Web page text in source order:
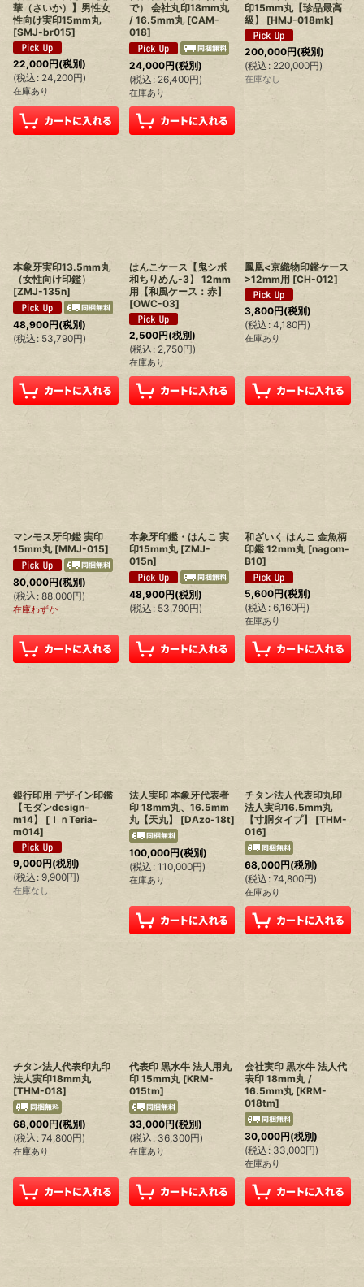
華（さいか）】男性女
性向け実印15mm丸
[SMJ-br015]
22,000円(税別)
(税込 : 24,200円)
在庫あり
で） 会社丸印18mm丸
/ 16.5mm丸 [CAM-
018]
24,000円(税別)
(税込 : 26,400円)
在庫あり
印15mm丸【珍品最高
級】
[HMJ-018mk]
200,000円(税別)
(税込 : 220,000円)
在庫なし
本象牙実印13.5mm丸
（女性向け印鑑）
[ZMJ-135n]
48,900円(税別)
(税込 : 53,790円)
はんこケース【鬼シボ
和ちりめん-3】 12mm
用【和風ケース：赤】
[OWC-03]
2,500円(税別)
(税込 : 2,750円)
在庫あり
鳳凰<京織物印鑑ケース
>12mm用 [CH-012]
3,800円(税別)
(税込 : 4,180円)
在庫あり
マンモス牙印鑑 実印
15mm丸 [MMJ-015]
80,000円(税別)
(税込 : 88,000円)
在庫わずか
本象牙印鑑・はんこ 実
印15mm丸 [ZMJ-
015n]
48,900円(税別)
(税込 : 53,790円)
和ざいく はんこ 金魚柄
印鑑 12mm丸 [nagom-
B10]
5,600円(税別)
(税込 : 6,160円)
在庫あり
銀行印用 デザイン印鑑
【モダンdesign-
m14】
[ ＩｎTeria-
m014]
9,000円(税別)
(税込 : 9,900円)
在庫なし
法人実印 本象牙代表者
印 18mm丸、16.5mm
丸【天丸】
[DAzo-18t]
100,000円(税別)
(税込 : 110,000円)
在庫あり
チタン法人代表印丸印
法人実印16.5mm丸
【寸胴タイプ】
[THM-
016]
68,000円(税別)
(税込 : 74,800円)
在庫あり
チタン法人代表印丸印
法人実印18mm丸
[THM-018]
68,000円(税別)
(税込 : 74,800円)
在庫あり
代表印 黒水牛 法人用丸
印 15mm丸 [KRM-
015tm]
33,000円(税別)
(税込 : 36,300円)
在庫あり
会社実印 黒水牛 法人代
表印 18mm丸 /
16.5mm丸 [KRM-
018tm]
30,000円(税別)
(税込 : 33,000円)
在庫あり